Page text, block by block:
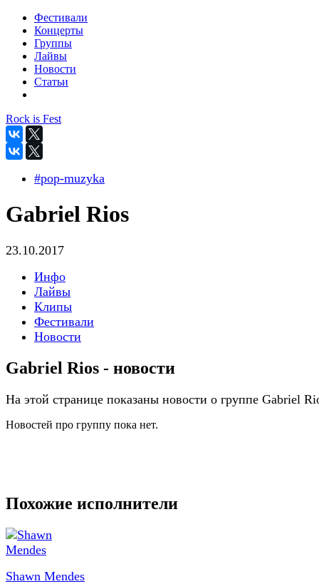
Фестивали
Концерты
Группы
Лайвы
Новости
Статьи
Rock is Fest
#pop-muzyka
Gabriel Rios
23.10.2017
Инфо
Лайвы
Клипы
Фестивали
Новости
Gabriel Rios - новости
На этой странице показаны новости о группе Gabriel
Новостей про группу пока нет.
Похожие исполнители
Shawn Mendes